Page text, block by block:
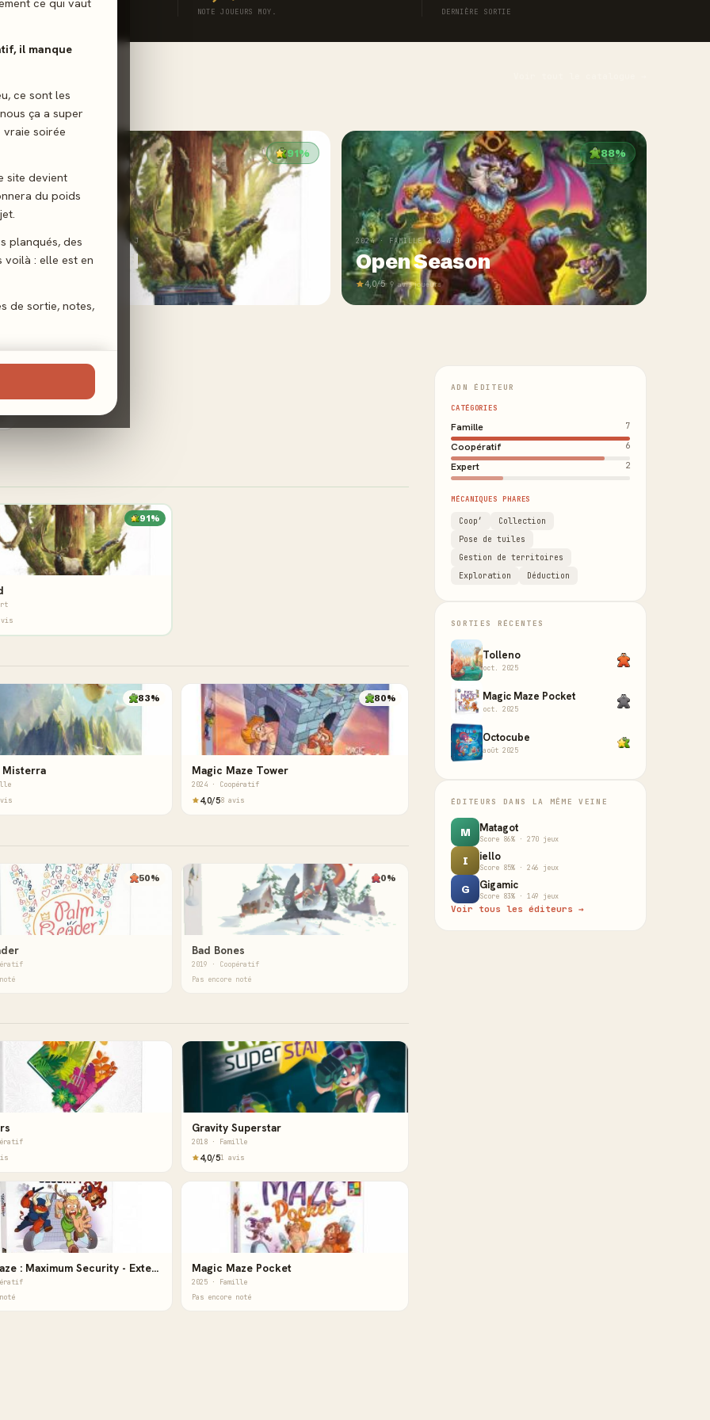
il manque
ce sont les
ça a super
vraie soirée
site devient
du poids
planqués, des
voilà : elle est en
de sortie, notes,
NOTE JOUEURS MOY. DERNIÈRE SORTIE
91%
2024 · EXPERT · 1-4 J
Redwood
88%
2024 · FAMILLE · 2-4 J
Open Season
4,0/5· 9 avis joueurs
91%
83%
Misterra
80%
Magic Maze Tower
2024 · Coopératif
4,0/58 avis
50% 0%
Bad Bones
2019 · Coopératif
Pas encore noté
Gravity Superstar
2018 · Famille
4,0/51 avis
Magic Maze : Maximum Security - Extension Magic Maze Pocket
2025 · Famille
Pas encore noté
ADN ÉDITEUR
CATÉGORIES
Famille 7
Coopératif 6
Expert 2
MÉCANIQUES PHARES
Coop’
Collection
Pose de tuiles
Gestion de territoires
Exploration
Déduction
SORTIES RÉCENTES
Tolleno
oct. 2025
Magic Maze Pocket
oct. 2025
Octocube
août 2025
ÉDITEURS DANS LA MÊME VEINE
M Matagot
Score 86% · 270 jeux
I iello
Score 85% · 246 jeux
G Gigamic
Score 83% · 149 jeux
Voir tous les éditeurs →